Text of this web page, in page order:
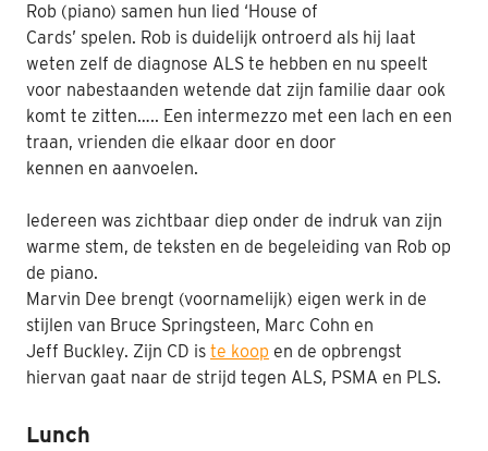
Rob (piano) samen hun lied ‘House of
Cards’ spelen. Rob is duidelijk ontroerd als hij laat
weten zelf de diagnose ALS te hebben en nu speelt
voor nabestaanden wetende dat zijn familie daar ook
komt te zitten….. Een intermezzo met een lach en een
traan, vrienden die elkaar door en door
kennen en aanvoelen.
Iedereen was zichtbaar diep onder de indruk van zijn
warme stem, de teksten en de begeleiding van Rob op
de piano.
Marvin Dee brengt (voornamelijk) eigen werk in de
stijlen van Bruce Springsteen, Marc Cohn en
Jeff Buckley. Zijn CD is te koop en de opbrengst
hiervan gaat naar de strijd tegen ALS, PSMA en PLS.
Lunch